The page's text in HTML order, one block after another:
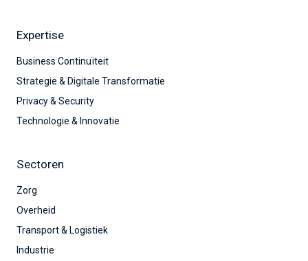
Expertise
Business Continuïteit
Strategie & Digitale Transformatie
Privacy & Security
Technologie & Innovatie
Sectoren
Zorg
Overheid
Transport & Logistiek
Industrie